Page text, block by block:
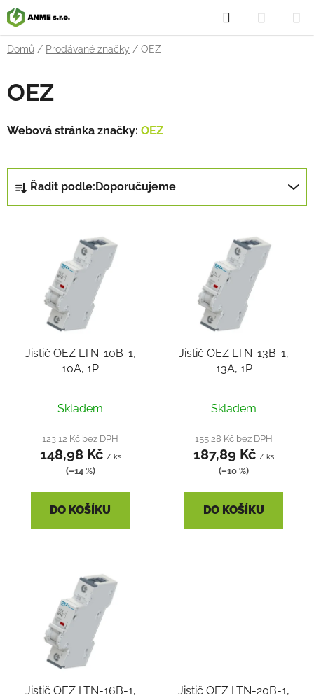
Přejít
na
obsah
Hledat
KOŠÍK
Domů / Prodávané značky / OEZ
OEZ
Webová stránka značky: OEZ
a
z
Řadit podle: Doporučujeme
Jistič OEZ LTN-10B-1,
10A, 1P
Skladem
123,12 Kč bez DPH
148,98 Kč / ks
(–14 %)
DO KOŠÍKU
Jistič OEZ LTN-13B-1,
13A, 1P
Skladem
155,28 Kč bez DPH
187,89 Kč / ks
(–10 %)
DO KOŠÍKU
Jistič OEZ LTN-16B-1,
Jistič OEZ LTN-20B-1,